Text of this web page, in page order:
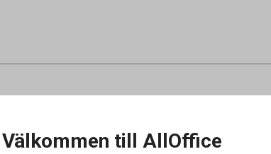
Välkommen till AllOffice